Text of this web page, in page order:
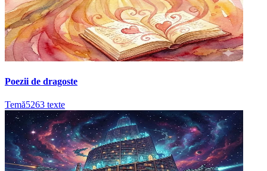
Poezii de dragoste
Temă5263 texte